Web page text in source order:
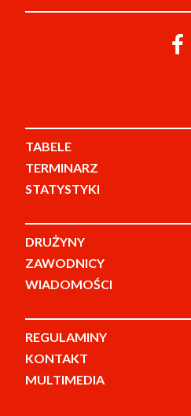
TABELE
TERMINARZ
STATYSTYKI
DRUŻYNY
ZAWODNICY
WIADOMOŚCI
REGULAMINY
KONTAKT
MULTIMEDIA